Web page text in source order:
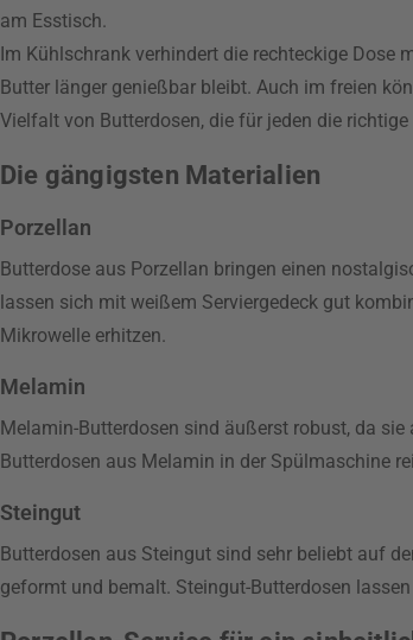
am Esstisch.
Im Kühlschrank verhindert die rechteckige Dose
Butter länger genießbar bleibt. Auch im freien
Vielfalt von Butterdosen, die für jeden die
Die gängigsten Materialien
Porzellan
Butterdose aus Porzellan bringen einen
lassen sich mit weißem Serviergedeck gut
Mikrowelle erhitzen.
Melamin
Melamin-Butterdosen sind äußerst robust, da
Butterdosen aus Melamin in der Spülmaschine
Steingut
Butterdosen aus Steingut sind sehr beliebt auf
geformt und bemalt. Steingut-Butterdosen